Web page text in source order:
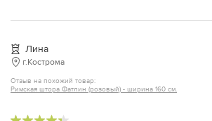
Лина
г.Кострома
Отзыв на похожий товар:
Римская штора Фатлин (розовый) - ширина 160 см.